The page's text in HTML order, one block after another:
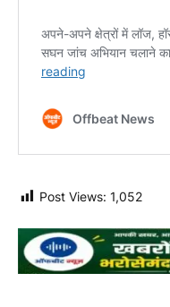
Post Views: 1,052